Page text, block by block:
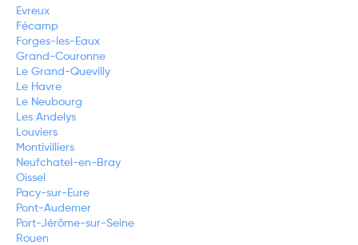
Evreux
Fécamp
Forges-les-Eaux
Grand-Couronne
Le Grand-Quevilly
Le Havre
Le Neubourg
Les Andelys
Louviers
Montivilliers
Neufchatel-en-Bray
Oissel
Pacy-sur-Eure
Pont-Audemer
Port-Jérôme-sur-Seine
Rouen